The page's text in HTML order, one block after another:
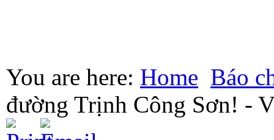
You are here: Home Báo
đường Trịnh Công Sơn! -